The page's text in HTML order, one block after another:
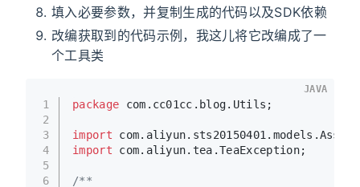
填入必要参数，并复制生成的代码以及SDK依赖
改编获取到的代码示例，我这儿将它改编成了一
个工具类
1
2
3
4
5
6
package com.cc01cc.blog.Utils;
import
import com.aliyun.tea.TeaException;
/**
JAVA